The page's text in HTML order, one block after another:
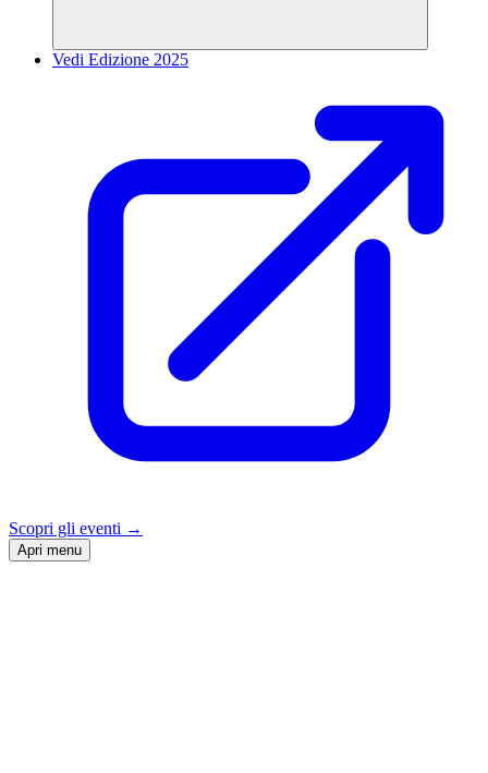
Vedi Edizione 2025
Scopri gli eventi →
Apri menu